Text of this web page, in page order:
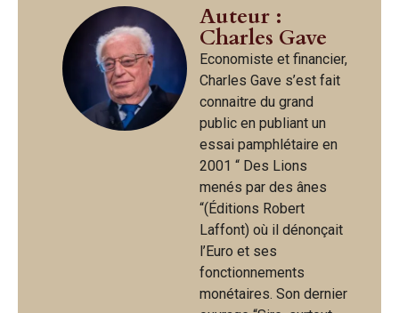
Auteur :
Charles Gave
Economiste et financier,
Charles Gave s’est fait
connaitre du grand
public en publiant un
essai pamphlétaire en
2001 “ Des Lions
menés par des ânes
“(Éditions Robert
Laffont) où il dénonçait
l’Euro et ses
fonctionnements
monétaires. Son dernier